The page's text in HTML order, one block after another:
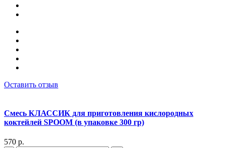
Оставить отзыв
Смесь КЛАССИК для приготовления кислородных
коктейлей SPOOM (в упаковке 300 гр)
570 р.